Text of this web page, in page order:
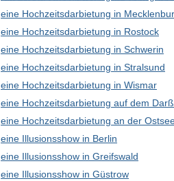
eine Hochzeitsdarbietung in
eine Hochzeitsdarbietung in Rostock
eine Hochzeitsdarbietung in Schwerin
eine Hochzeitsdarbietung in Stralsund
eine Hochzeitsdarbietung in Wismar
eine Hochzeitsdarbietung auf dem Darß
eine Hochzeitsdarbietung an der
eine Illusionsshow in Berlin
eine Illusionsshow in Greifswald
eine Illusionsshow in Güstrow